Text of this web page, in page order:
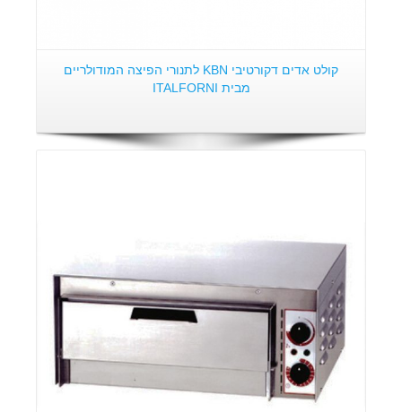
קולט אדים דקורטיבי KBN לתנורי הפיצה המודולריים
מבית ITALFORNI